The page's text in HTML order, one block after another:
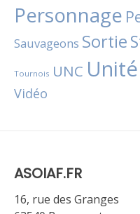
Personnage
Sauvageons Sortie
Tournois UNC Unité
Vidéo
ASOIAF.FR
16, rue des Granges